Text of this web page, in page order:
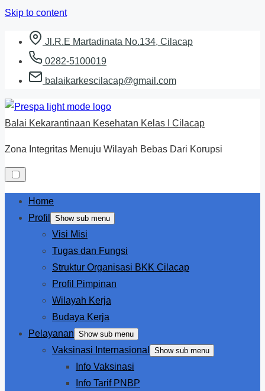
Skip to content
Jl.R.E Martadinata No.134, Cilacap
0282-5100019
balaikarkescilacap@gmail.com
Balai Kekarantinaan Kesehatan Kelas I Cilacap
Zona Integritas Menuju Wilayah Bebas Dari Korupsi
Home
Profil
Show sub menu
Visi Misi
Tugas dan Fungsi
Struktur Organisasi BKK Cilacap
Profil Pimpinan
Wilayah Kerja
Budaya Kerja
Pelayanan Show sub menu
Vaksinasi Internasional Show sub menu
Info Vaksinasi
Info Tarif PNBP